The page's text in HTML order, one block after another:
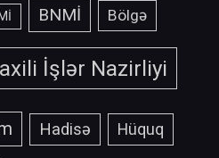
BNMİ Bölgə
İşlər Nazirliyi
Hadisə Hüquq